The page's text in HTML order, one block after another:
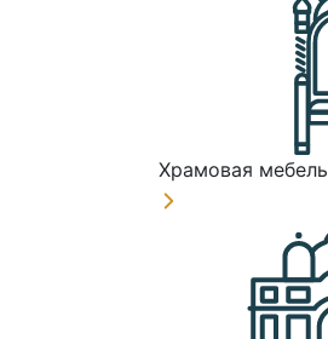
Храмовая мебель